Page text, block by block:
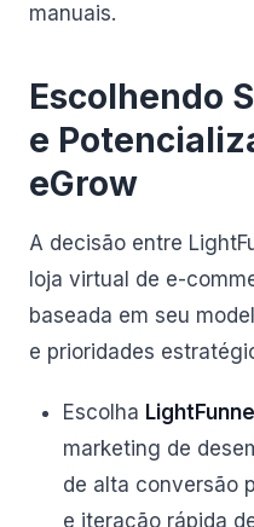
manuais.
Escolhendo
e
eGrow
A decisão entre
loja virtual de e-
baseada em seu
e prioridades
Escolha
marketing de
de alta conversão
e iteração rápida